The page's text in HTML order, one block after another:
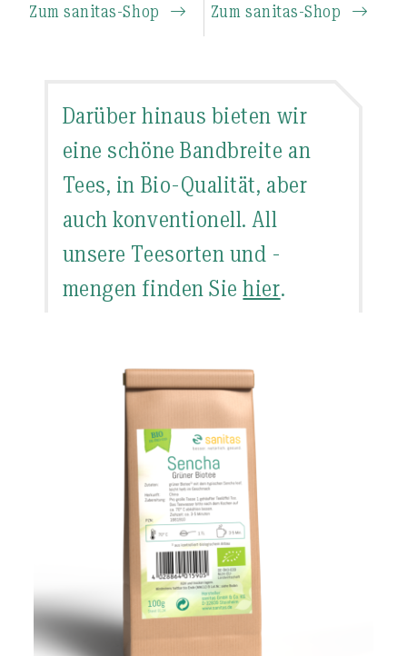
Zum sanitas-Shop Zum sanitas-Shop
Darüber hinaus bieten wir
eine schöne Bandbreite an
Tees, in Bio-Qualität, aber
auch konventionell. All
unsere Teesorten und -
mengen finden Siehier.